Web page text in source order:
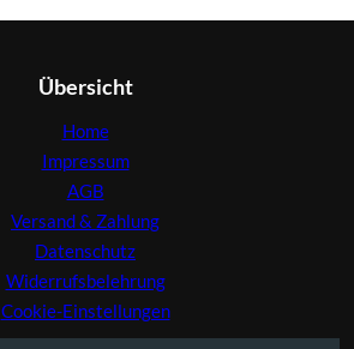
Übersicht
Home
Impressum
AGB
Versand & Zahlung
Datenschutz
Widerrufsbelehrung
Cookie-Einstellungen